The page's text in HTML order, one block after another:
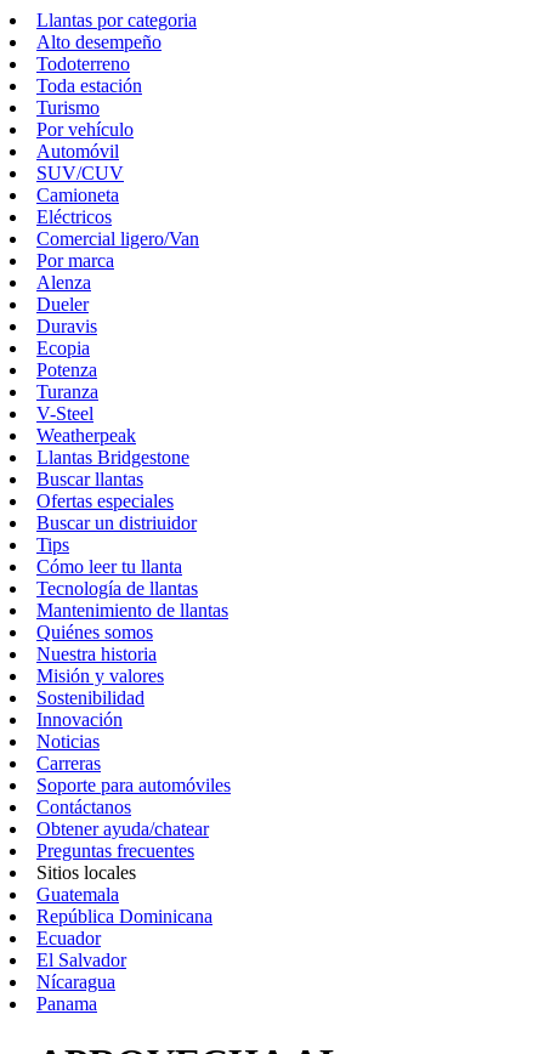
Llantas por categoria
Alto desempeño
Todoterreno
Toda estación
Turismo
Por vehículo
Automóvil
SUV/CUV
Camioneta
Eléctricos
Comercial ligero/Van
Por marca
Alenza
Dueler
Duravis
Ecopia
Potenza
Turanza
V-Steel
Weatherpeak
Llantas Bridgestone
Buscar llantas
Ofertas especiales
Buscar un distriuidor
Tips
Cómo leer tu llanta
Tecnología de llantas
Mantenimiento de llantas
Quiénes somos
Nuestra historia
Misión y valores
Sostenibilidad
Innovación
Noticias
Carreras
Soporte para automóviles
Contáctanos
Obtener ayuda/chatear
Preguntas frecuentes
Sitios locales
Guatemala
República Dominicana
Ecuador
El Salvador
Nícaragua
Panama